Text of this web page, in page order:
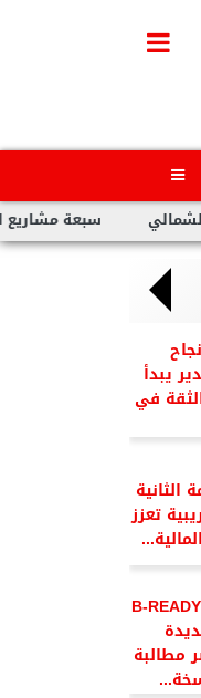

سبعة مشاريع لفنانين
يبدأ
في
الثانية
تعزز
خبير استثماري: ” B-READY
مطالبة